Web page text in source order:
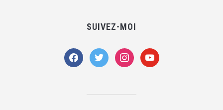
SUIVEZ-MOI
facebooktwitter instagramyoutube